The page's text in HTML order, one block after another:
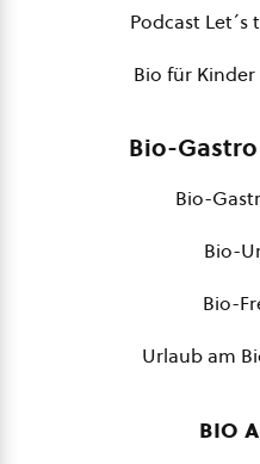
Podcast
Bio für
Bio-
Bio-
Bio-
Bio-
Urlaub am
bio